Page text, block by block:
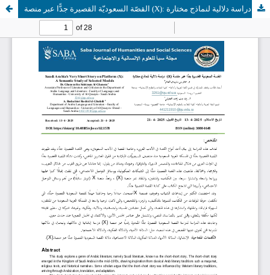
القصّة السعوديّة القصيرة جدًّا عبر منصة (X): دراسة دلالية لنماذج مختارة